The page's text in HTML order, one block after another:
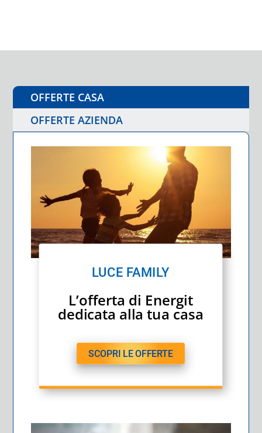
OFFERTE CASA
OFFERTE AZIENDA
LUCE FAMILY
L’offerta di Energit
dedicata alla tua casa
SCOPRI LE OFFERTE